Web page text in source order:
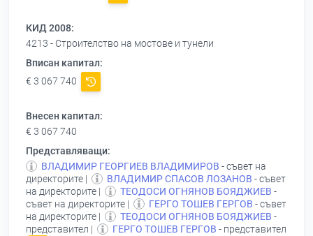
КИД 2008:
4213 - Строителство на мостове и тунели
Вписан капитал:
€ 3 067 740
Внесен капитал:
€ 3 067 740
Представляващи:
ВЛАДИМИР ГЕОРГИЕВ ВЛАДИМИРОВ - съвет на
директорите |
ВЛАДИМИР СПАСОВ ЛОЗАНОВ - съвет
на директорите |
ТЕОДОСИ ОГНЯНОВ БОЯДЖИЕВ -
съвет на директорите |
ГЕРГО ТОШЕВ ГЕРГОВ - съвет
на директорите |
ТЕОДОСИ ОГНЯНОВ БОЯДЖИЕВ -
представител |
ГЕРГО ТОШЕВ ГЕРГОВ - представител